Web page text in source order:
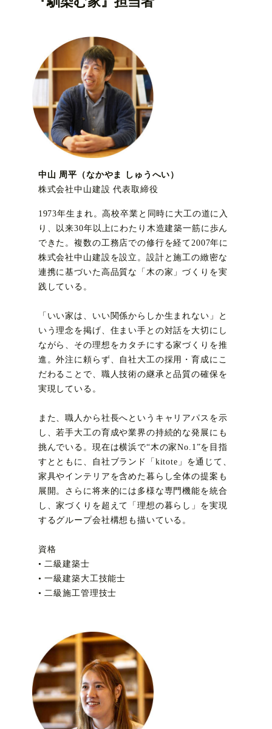
中山 周平（なかやま しゅうへい）
株式会社中山建設 代表取締役
1973年生まれ。高校卒業と同時に大工の道に入
り、以来30年以上にわたり木造建築一筋に歩ん
できた。複数の工務店での修行を経て2007年に
株式会社中山建設を設立。設計と施工の緻密な
連携に基づいた高品質な「木の家」づくりを実
践している。
「いい家は、いい関係からしか生まれない」と
いう理念を掲げ、住まい手との対話を大切にし
ながら、その理想をカタチにする家づくりを推
進。外注に頼らず、自社大工の採用・育成にこ
だわることで、職人技術の継承と品質の確保を
実現している。
また、職人から社長へというキャリアパスを示
し、若手大工の育成や業界の持続的な発展にも
挑んでいる。現在は横浜で“木の家No.1”を目指
すとともに、自社ブランド「kitote」を通じて、
家具やインテリアを含めた暮らし全体の提案も
展開。さらに将来的には多様な専門機能を統合
し、家づくりを超えて「理想の暮らし」を実現
するグループ会社構想も描いている。
資格
• 二級建築士
• 一級建築大工技能士
• 二級施工管理技士